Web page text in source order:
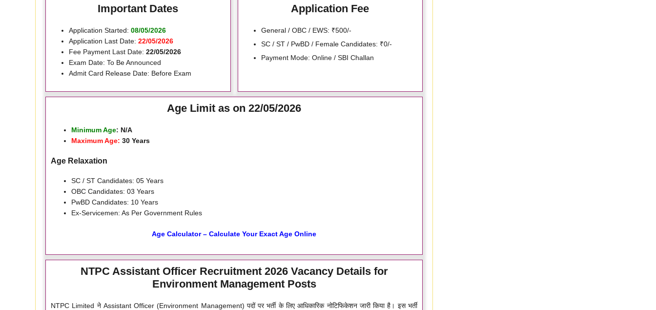
Important Dates
Application Started: 08/05/2026
Application Last Date: 22/05/2026
Fee Payment Last Date: 22/05/2026
Exam Date: To Be Announced
Admit Card Release Date: Before Exam
Application Fee
General / OBC / EWS: ₹500/-
SC / ST / PwBD / Female Candidates: ₹0/-
Payment Mode: Online / SBI Challan
Age Limit as on 22/05/2026
Minimum Age: N/A
Maximum Age: 30 Years
Age Relaxation
SC / ST Candidates: 05 Years
OBC Candidates: 03 Years
PwBD Candidates: 10 Years
Ex-Servicemen: As Per Government Rules
Age Calculator – Calculate Your Exact Age Online
NTPC Assistant Officer Recruitment 2026 Vacancy Details for
Environment Management Posts
NTPC Limited ने Assistant Officer (Environment Management) पदों पर भर्ती के लिए आधिकारिक नोटिफिकेशन जारी किया है। इस भर्ती